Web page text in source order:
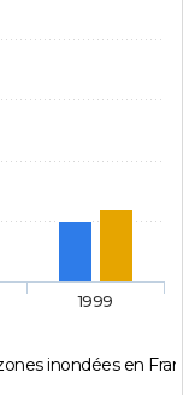
inondées en
1999